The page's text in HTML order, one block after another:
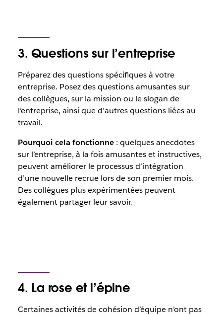
3. Questions sur l’entreprise
Préparez des questions spécifiques à votre
entreprise. Posez des questions amusantes sur
des collègues, sur la mission ou le slogan de
l’entreprise, ainsi que d’autres questions liées au
travail.
Pourquoi cela fonctionne: quelques anecdotes
sur l’entreprise, à la fois amusantes et instructives,
peuvent améliorer le processus d’intégration
d’une nouvelle recrue lors de son premier mois.
Des collègues plus expérimentées peuvent
également partager leur savoir.
4. La rose et l’épine
Certaines activités de cohésion d’équipe n’ont pas